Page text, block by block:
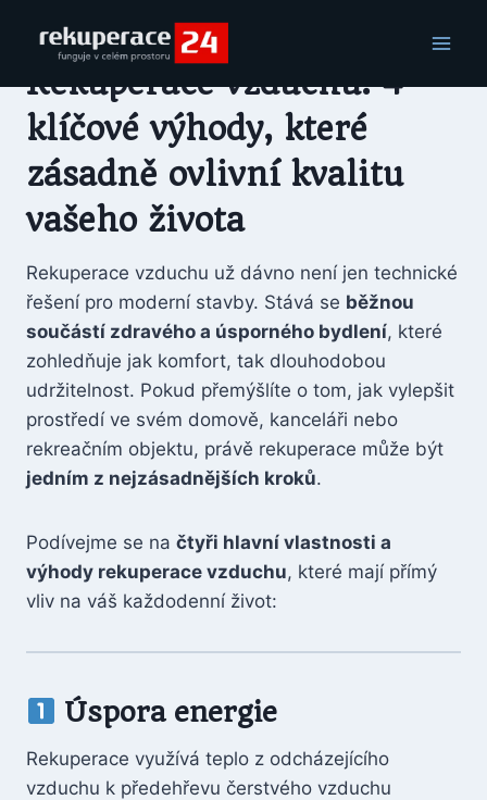
Rekuperace vzduchu: 4
klíčové výhody, které
zásadně ovlivní kvalitu
vašeho života
Rekuperace vzduchu už dávno není jen technické
řešení pro moderní stavby. Stává se běžnou
součástí zdravého a úsporného bydlení, které
zohledňuje jak komfort, tak dlouhodobou
udržitelnost. Pokud přemýšlíte o tom, jak vylepšit
prostředí ve svém domově, kanceláři nebo
rekreačním objektu, právě rekuperace může být
jedním z nejzásadnějších kroků.
Podívejme se na čtyři hlavní vlastnosti a
výhody rekuperace vzduchu, které mají přímý
vliv na váš každodenní život:
Úspora energie
Rekuperace využívá teplo z odcházejícího
vzduchu k předehřevu čerstvého vzduchu